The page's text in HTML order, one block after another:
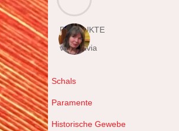
PRODUKTE
von Sylvia
Schals
Paramente
Historische Gewebe